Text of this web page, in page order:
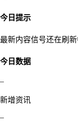
今日提示
最新内容信号还在刷
今日数据
–
新增资讯
–